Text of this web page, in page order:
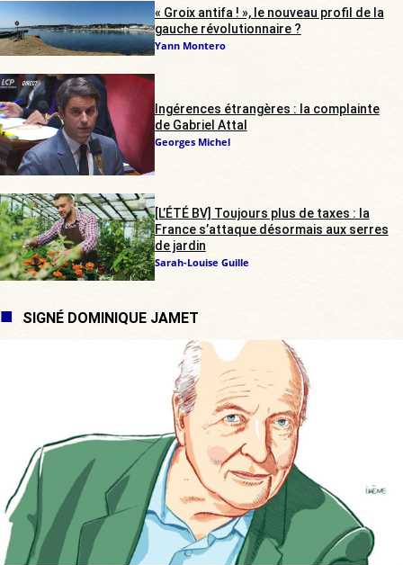
« Groix antifa ! », le nouveau profil de la
gauche révolutionnaire ?
Yann Montero
Ingérences étrangères : la complainte
de Gabriel Attal
Georges Michel
[L’ÉTÉ BV] Toujours plus de taxes : la
France s’attaque désormais aux serres
de jardin
Sarah-Louise Guille
SIGNÉ DOMINIQUE JAMET